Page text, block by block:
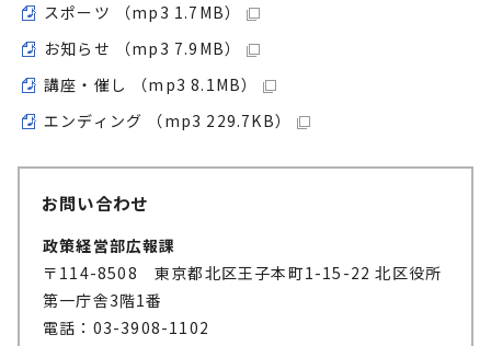
スポーツ （mp3 1.7MB）
お知らせ （mp3 7.9MB）
講座・催し （mp3 8.1MB）
エンディング （mp3 229.7KB）
お問い合わせ
政策経営部広報課
〒114-8508 東京都北区王子本町1-15-22 北区役所
第一庁舎3階1番
電話：03-3908-1102